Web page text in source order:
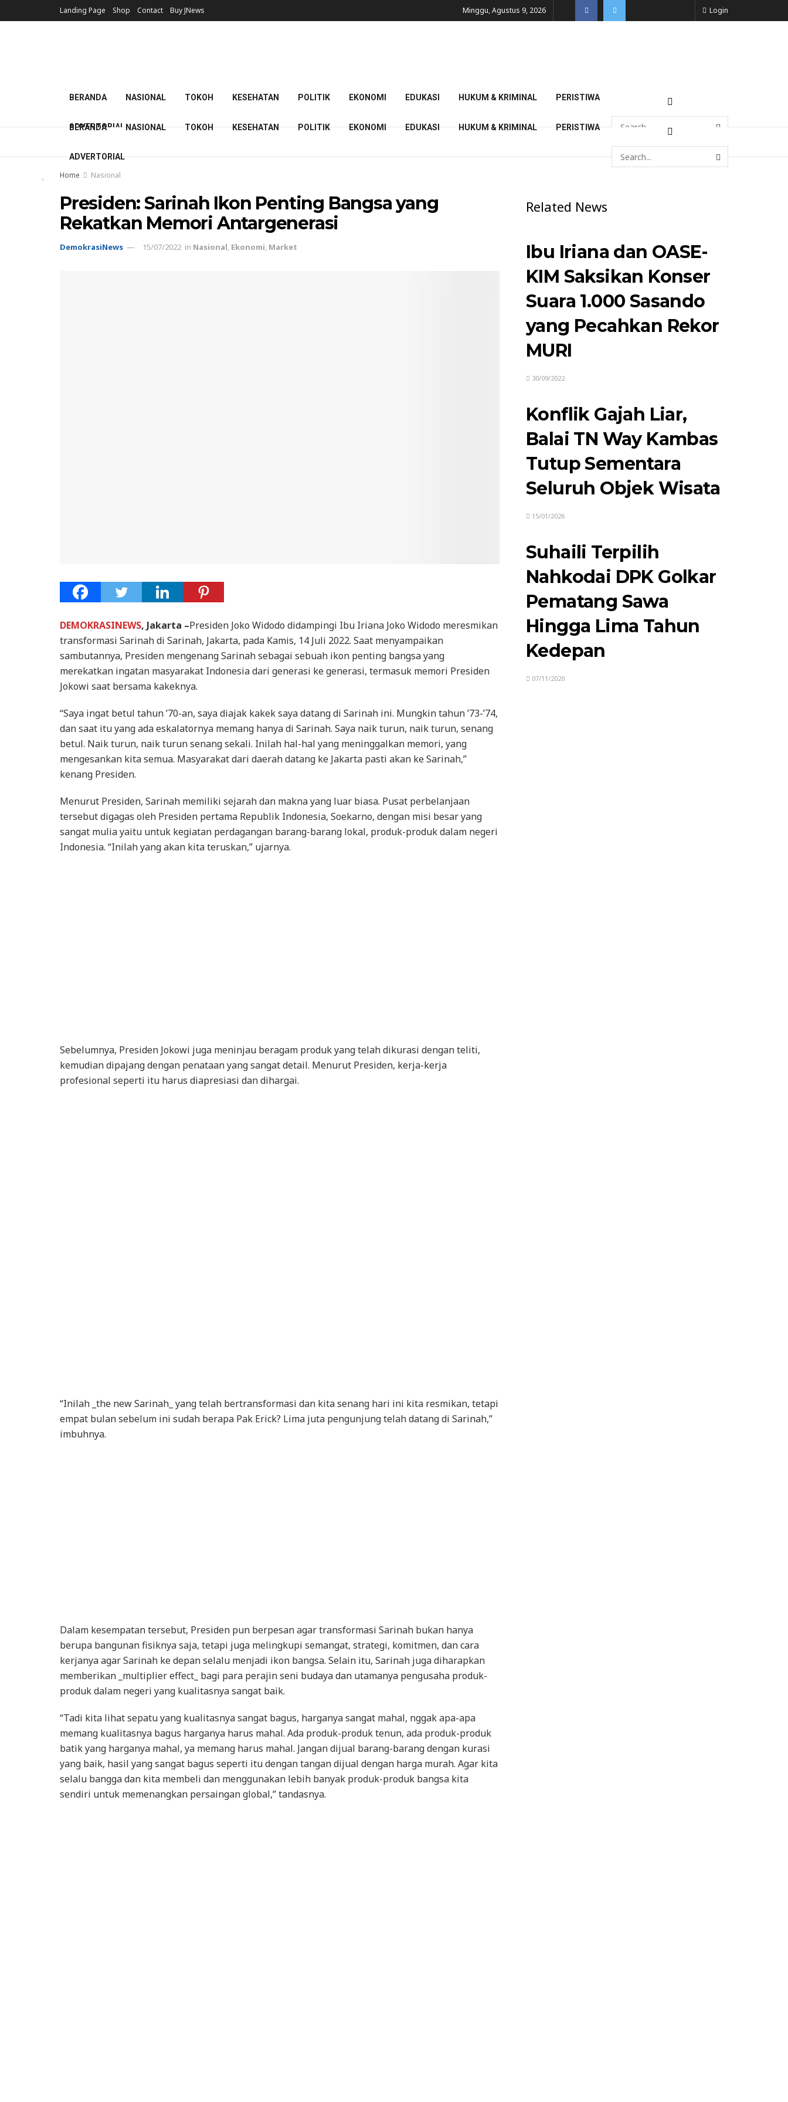
Landing Page Shop Contact Buy JNews Minggu, Agustus 9, 2026 Login
BERANDA NASIONAL TOKOH KESEHATAN POLITIK EKONOMI EDUKASI HUKUM & KRIMINAL PERISTIWA
ADVERTORIAL
BERANDA NASIONAL TOKOH KESEHATAN POLITIK EKONOMI EDUKASI HUKUM & KRIMINAL PERISTIWA
ADVERTORIAL
Home Nasional
Presiden: Sarinah Ikon Penting Bangsa yang
Rekatkan Memori Antargenerasi
DemokrasiNews 15/07/2022 in Nasional, Ekonomi, Market
DEMOKRASINEWS, Jakarta –Presiden Joko Widodo didampingi Ibu Iriana Joko Widodo meresmikan
transformasi Sarinah di Sarinah, Jakarta, pada Kamis, 14 Juli 2022. Saat menyampaikan
sambutannya, Presiden mengenang Sarinah sebagai sebuah ikon penting bangsa yang
merekatkan ingatan masyarakat Indonesia dari generasi ke generasi, termasuk memori Presiden
Jokowi saat bersama kakeknya.
“Saya ingat betul tahun ’70-an, saya diajak kakek saya datang di Sarinah ini. Mungkin tahun ’73-’74,
dan saat itu yang ada eskalatornya memang hanya di Sarinah. Saya naik turun, naik turun, senang
betul. Naik turun, naik turun senang sekali. Inilah hal-hal yang meninggalkan memori, yang
mengesankan kita semua. Masyarakat dari daerah datang ke Jakarta pasti akan ke Sarinah,”
kenang Presiden.
Menurut Presiden, Sarinah memiliki sejarah dan makna yang luar biasa. Pusat perbelanjaan
tersebut digagas oleh Presiden pertama Republik Indonesia, Soekarno, dengan misi besar yang
sangat mulia yaitu untuk kegiatan perdagangan barang-barang lokal, produk-produk dalam negeri
Indonesia. “Inilah yang akan kita teruskan,” ujarnya.
Sebelumnya, Presiden Jokowi juga meninjau beragam produk yang telah dikurasi dengan teliti,
kemudian dipajang dengan penataan yang sangat detail. Menurut Presiden, kerja-kerja
profesional seperti itu harus diapresiasi dan dihargai.
“Inilah _the new Sarinah_ yang telah bertransformasi dan kita senang hari ini kita resmikan, tetapi
empat bulan sebelum ini sudah berapa Pak Erick? Lima juta pengunjung telah datang di Sarinah,”
imbuhnya.
Dalam kesempatan tersebut, Presiden pun berpesan agar transformasi Sarinah bukan hanya
berupa bangunan fisiknya saja, tetapi juga melingkupi semangat, strategi, komitmen, dan cara
kerjanya agar Sarinah ke depan selalu menjadi ikon bangsa. Selain itu, Sarinah juga diharapkan
memberikan _multiplier effect_ bagi para perajin seni budaya dan utamanya pengusaha produk-
produk dalam negeri yang kualitasnya sangat baik.
“Tadi kita lihat sepatu yang kualitasnya sangat bagus, harganya sangat mahal, nggak apa-apa
memang kualitasnya bagus harganya harus mahal. Ada produk-produk tenun, ada produk-produk
batik yang harganya mahal, ya memang harus mahal. Jangan dijual barang-barang dengan kurasi
yang baik, hasil yang sangat bagus seperti itu dengan tangan dijual dengan harga murah. Agar kita
selalu bangga dan kita membeli dan menggunakan lebih banyak produk-produk bangsa kita
sendiri untuk memenangkan persaingan global,” tandasnya.
Related News
Ibu Iriana dan OASE-
KIM Saksikan Konser
Suara 1.000 Sasando
yang Pecahkan Rekor
MURI
30/09/2022
Konflik Gajah Liar,
Balai TN Way Kambas
Tutup Sementara
Seluruh Objek Wisata
15/01/2026
Suhaili Terpilih
Nahkodai DPK Golkar
Pematang Sawa
Hingga Lima Tahun
Kedepan
07/11/2020